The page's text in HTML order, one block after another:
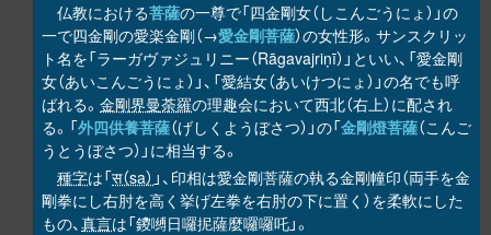
仏教における菩薩の一尊で「四金剛女（しこんごうにょ）」の
一で四金剛の愛楽金剛（→愛金剛菩薩）の女性形。サンスクリッ
ト名を「ラーガヴァジュリニー（Rāgavajriṇī）」といい、「愛金剛
女（あいこんごうにょ）」、「愛結女（あいけつにょ）」の名でも呼
ばれる。 金剛界曼荼羅の理趣会において西北（右上）に配され
る。「外四供養菩薩（げしくようぼさつ）」の「金剛燈菩薩（こんご
うとうぼさつ）」に相当する。
種字は「स（sa） 」、印相は愛金剛菩薩の執る金剛幢印（両手を金
剛拳にし右肘を高く挙げ左拳を右肘の下に置く）を柔軟にした
もの、真言は「鑁嚩日囉抳薩麼囉囉吒」。